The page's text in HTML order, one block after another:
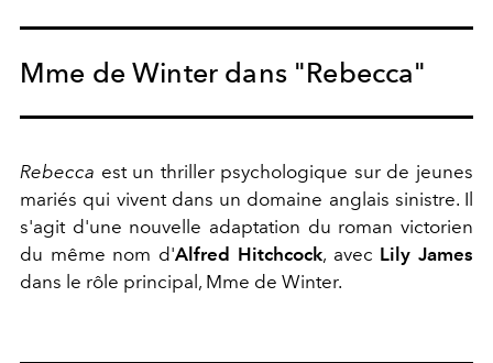
Mme de Winter dans "Rebecca"
Rebecca est un thriller psychologique sur de jeunes
mariés qui vivent dans un domaine anglais sinistre. Il
s'agit d'une nouvelle adaptation du roman victorien
du même nom d'Alfred Hitchcock, avec Lily James
dans le rôle principal, Mme de Winter.